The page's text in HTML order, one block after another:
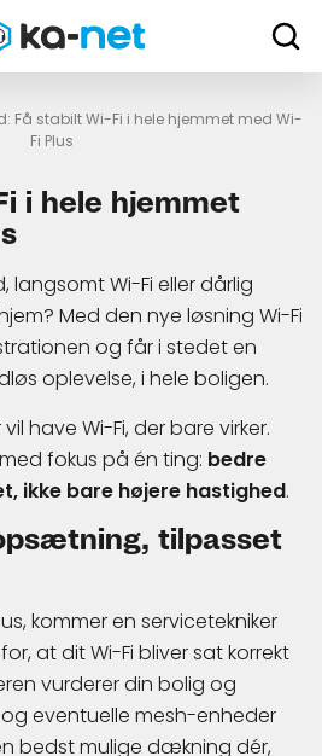
Få stabilt Wi-Fi i hele hjemmet med Wi-
Fi Plus
i hele hjemmet
langsomt Wi-Fi eller dårlig
Med den nye løsning Wi-Fi
og får i stedet en
oplevelse, i hele boligen.
have Wi-Fi, der bare virker.
fokus på én ting: bedre
ikke bare højere hastighed.
tilpasset
kommer en servicetekniker
at dit Wi-Fi bliver sat korrekt
vurderer din bolig og
eventuelle mesh-enheder
bedst mulige dækning dér,